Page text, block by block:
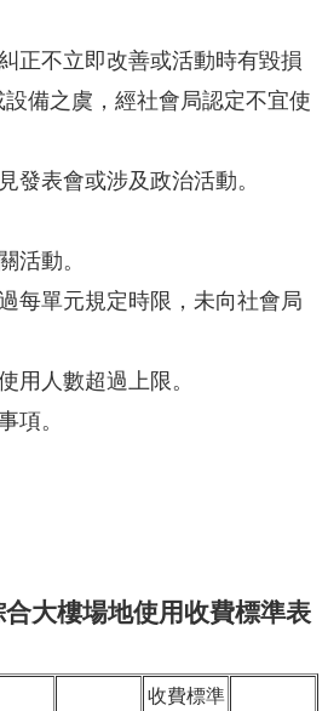
正不立即改善或活動時有毀損
備之虞，經社會局認定不宜使
發表會或涉及政治活動。
活動。
每單元規定時限，未向社會局
用人數超過上限。
項。
大樓場地使用收費標準表
收費標準